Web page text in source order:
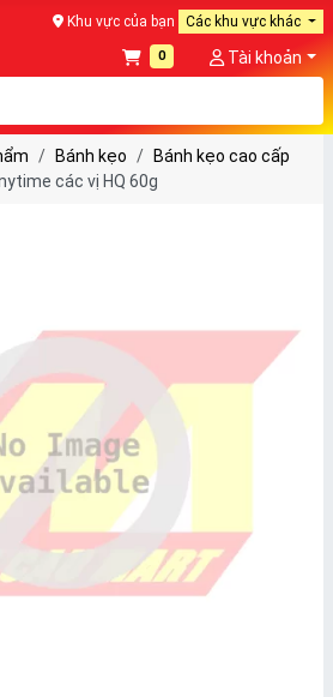
Khu vực của bạn Các khu vực khác
0 Tài khoản
Bánh kẹo
Bánh kẹo cao cấp
các vị HQ 60g